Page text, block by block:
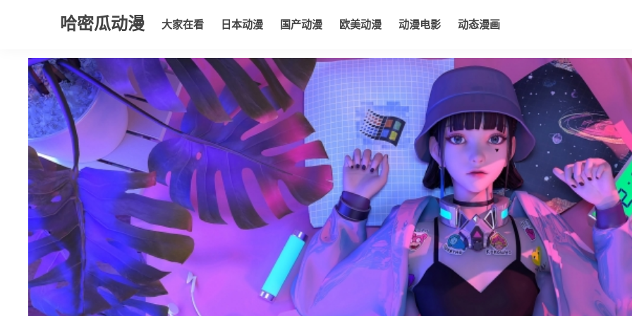
哈密瓜动漫 大家在看 日本动漫 国产动漫 欧美动漫 动漫电影 动态漫画
大家在看 日本动漫 国产动漫 欧美动漫 动漫电影 动态漫画